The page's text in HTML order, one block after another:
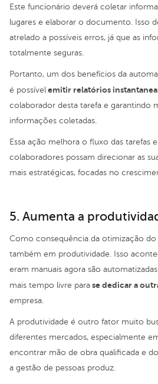
Este funcionário deverá coletar
lugares e elaborar o documento. Isso
atrelado a possíveis erros, já que as
totalmente seguras.
Portanto, um dos benefícios da
é possível emitir relatórios
colaborador desta tarefa e garantindo
informações coletadas.
Essa ação melhora o fluxo das tarefas
colaboradores possam direcionar as
mais estratégicas, focadas no
5. Aumenta a
Como consequência da otimização do
também em produtividade. Isso
eram manuais agora são
mais tempo livre para se dedicar a
empresa.
A produtividade é outro fator muito
diferentes mercados, especialmente
encontrar mão de obra qualificada e
a gestão de pessoas produz.